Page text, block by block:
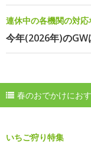
連休中の各機関の対
今年(2026年)のGW
春のおでかけにお
いちご狩り特集